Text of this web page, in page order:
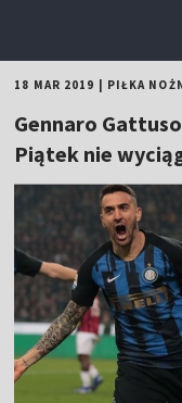
18 MAR 2019 PIŁKA
Gennaro
Piątek nie